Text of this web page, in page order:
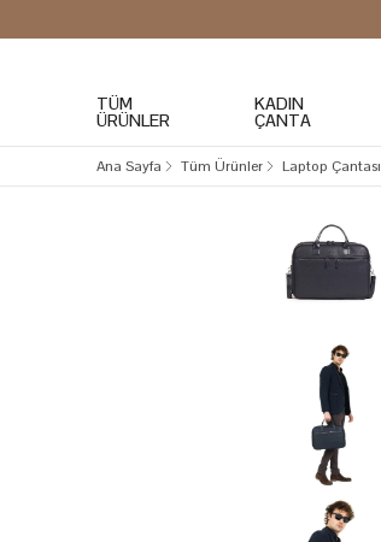
TÜM
ÜRÜNLER
KADIN
ÇANTA
Ana Sayfa Tüm Ürünler Laptop Çantası